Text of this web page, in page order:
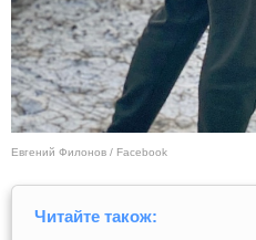
Евгений Филонов / Facebook
Читайте також: